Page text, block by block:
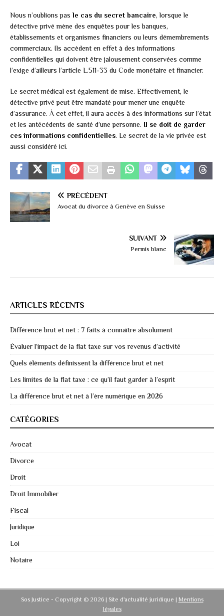
Nous n’oublions pas le cas du secret bancaire, lorsque le
détective privé mène des enquêtes pour les banques,
établissements et organismes financiers ou leurs démembrements
commerciaux. Ils accèdent en effet à des informations
confidentielles qui doivent être jalousement conservées comme
l’exige d’ailleurs l’article L.511-33 du Code monétaire et financier.
Le secret médical est également de mise. Effectivement, le
détective privé peut être mandaté pour mener une enquête
d’assurance. À cet effet, il aura accès à des informations sur l’état
et les antécédents de santé d’une personne. Il se doit de garder
ces informations confidentielles. Le secret de la vie privée est
aussi considéré ici.
PRÉCÉDENT
Avocat du divorce à Genève en Suisse
SUIVANT
Permis blanc
ARTICLES RÉCENTS
Différence brut et net : 7 faits à connaître absolument
Évaluer l’impact de la flat taxe sur vos revenus d’activité
Quels éléments définissent la différence brut et net
Les limites de la flat taxe : ce qu’il faut garder à l’esprit
La différence brut et net à l’ère numérique en 2026
CATÉGORIES
Avocat
Divorce
Droit
Droit Immobilier
Fiscal
Juridique
Loi
Notaire
Sos Justice - Copyright © 2026 | Site d'actualité juridique | Mentions
légales